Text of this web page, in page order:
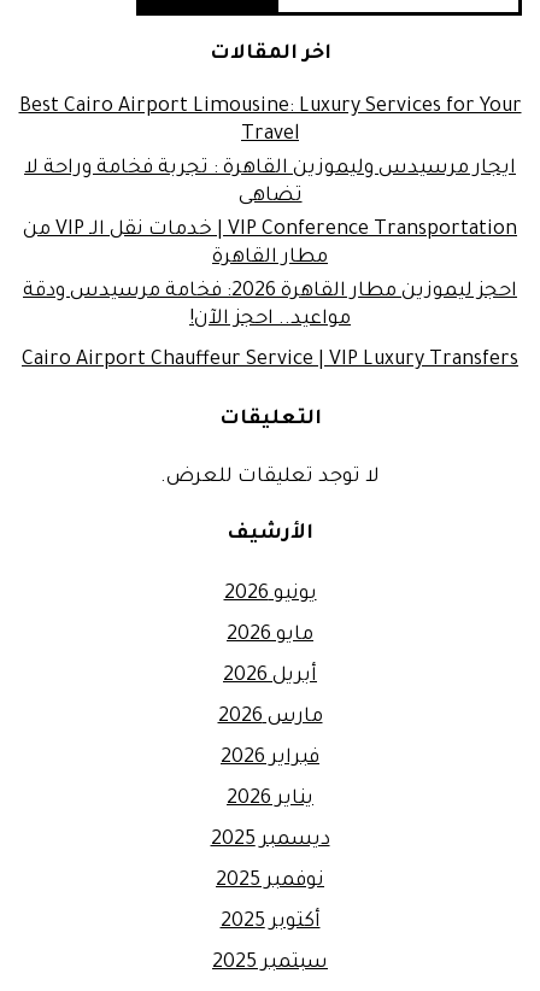
اخر المقالات
Best Cairo Airport Limousine: Luxury Services for Your
Travel
ايجار مرسيدس وليموزين القاهرة : تجربة فخامة وراحة لا
تضاهى
VIP Conference Transportation | خدمات نقل الـ VIP من
مطار القاهرة
احجز ليموزين مطار القاهرة 2026: فخامة مرسيدس ودقة
مواعيد.. احجز الآن!
Cairo Airport Chauffeur Service | VIP Luxury Transfers
التعليقات
لا توجد تعليقات للعرض.
الأرشيف
يونيو 2026
مايو 2026
أبريل 2026
مارس 2026
فبراير 2026
يناير 2026
ديسمبر 2025
نوفمبر 2025
أكتوبر 2025
سبتمبر 2025